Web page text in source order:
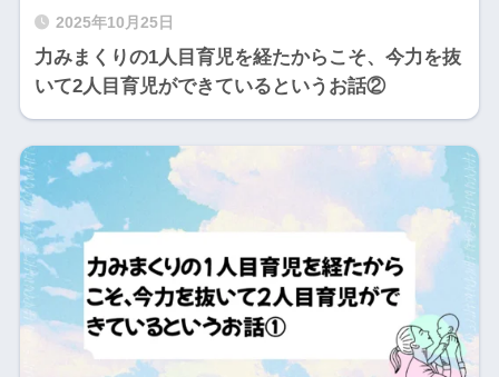
2025年10月25日
力みまくりの1人目育児を経たからこそ、今力を抜
いて2人目育児ができているというお話②